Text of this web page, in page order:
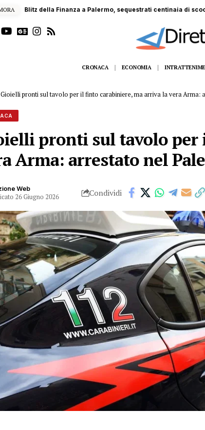
Scalatore francese di 22 anni ferito a Monte Pellegrino:
CRONACA ECONOMIA
Gioielli pronti sul tavolo per il finto carabiniere, ma arriva la vera Arma:
pronti sul tavolo
Arma: arrestato nel
Web
26 Giugno 2026 Condividi